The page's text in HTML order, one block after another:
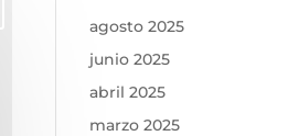
agosto 2025
junio 2025
abril 2025
marzo 2025